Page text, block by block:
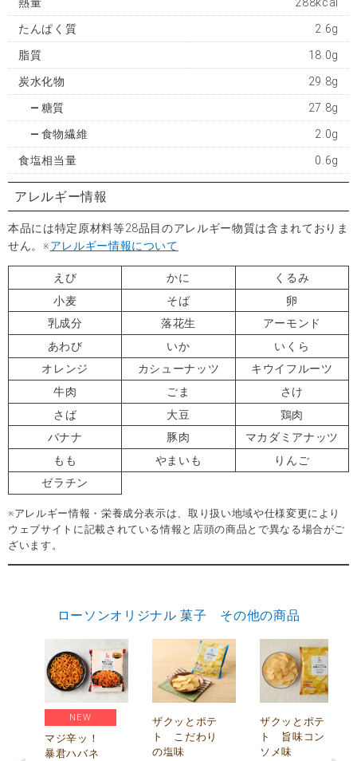
熱量 288kcal
たんぱく質 2.6g
脂質 18.0g
炭水化物 29.8g
糖質 27.8g
食物繊維 2.0g
食塩相当量 0.6g
アレルギー情報
本品には特定原材料等28品目のアレルギー物質は含まれておりま
せん。※アレルギー情報について
えび かに
くるみ
小麦
そば
卵
乳成分
落花生
アーモンド
あわび
いか
いくら
オレンジ
カシューナッツ
キウイフルーツ
牛肉
ごま
さけ
さば
大豆
鶏肉
バナナ
豚肉
マカダミアナッツ
もも
やまいも
りんご
ゼラチン
※アレルギー情報・栄養成分表示は、取り扱い地域や仕様変更により
ウェブサイトに記載されている情報と店頭の商品とで異なる場合がご
ざいます。
ローソンオリジナル 菓子 その他の商品
NEW
マジ辛ッ！
暴君ハバネ
ザクッとポテ
ト こだわり
の塩味
ザクッとポテ
ト 旨味コン
ソメ味